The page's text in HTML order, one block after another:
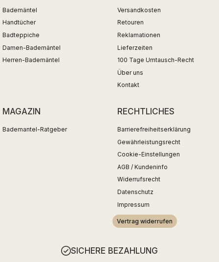
Bademäntel
Handtücher
Badteppiche
Damen-Bademäntel
Herren-Bademäntel
Versandkosten
Retouren
Reklamationen
Lieferzeiten
100 Tage Umtausch-Recht
Über uns
Kontakt
MAGAZIN
Bademantel-Ratgeber
RECHTLICHES
Barrierefreiheitserklärung
Gewährleistungsrecht
Cookie-Einstellungen
AGB / Kundeninfo
Widerrufsrecht
Datenschutz
Impressum
Vertrag widerrufen
SICHERE BEZAHLUNG